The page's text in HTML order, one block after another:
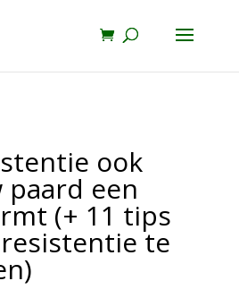
ook
een
(+ 11 tips
te